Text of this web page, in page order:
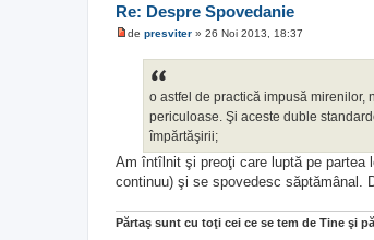
Re: Despre Spovedanie
t
t
de presviter » 26 Noi 2013, 18:37
o astfel de practică impusă mirenilor,
periculoase. Şi aceste duble
împărtăşirii;
Am întîlnit şi preoţi care luptă pe partea
continuu) şi se spovedesc săptămânal.
Părtaş sunt cu toţi cei ce se tem de Tine şi